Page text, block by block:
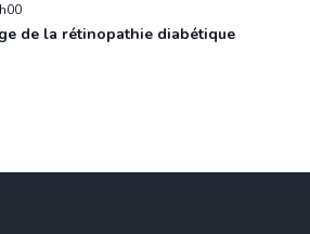
de la rétinopathie diabétique